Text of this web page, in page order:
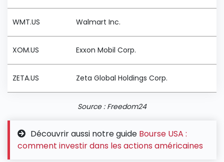
WMT.US Walmart Inc.
XOM.US Exxon Mobil Corp.
ZETA.US Zeta Global Holdings Corp.
Source : Freedom24
Découvrir aussi notre guide Bourse USA :
comment investir dans les actions américaines